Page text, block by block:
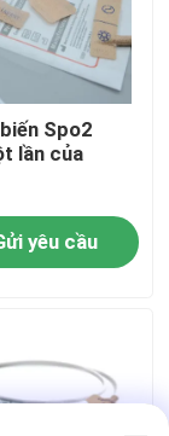
Spo2
lần của
yêu cầu